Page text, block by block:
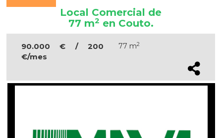
Local Comercial de
77 m2 en Couto.
90.000 € / 200
€/mes
77 m2